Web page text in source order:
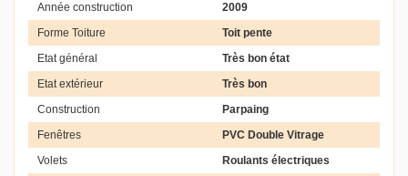
Année construction
2009
Forme Toiture
Toit pente
Etat général
Très bon état
Etat extérieur
Très bon
Construction
Parpaing
Fenêtres
PVC Double Vitrage
Volets
Roulants électriques